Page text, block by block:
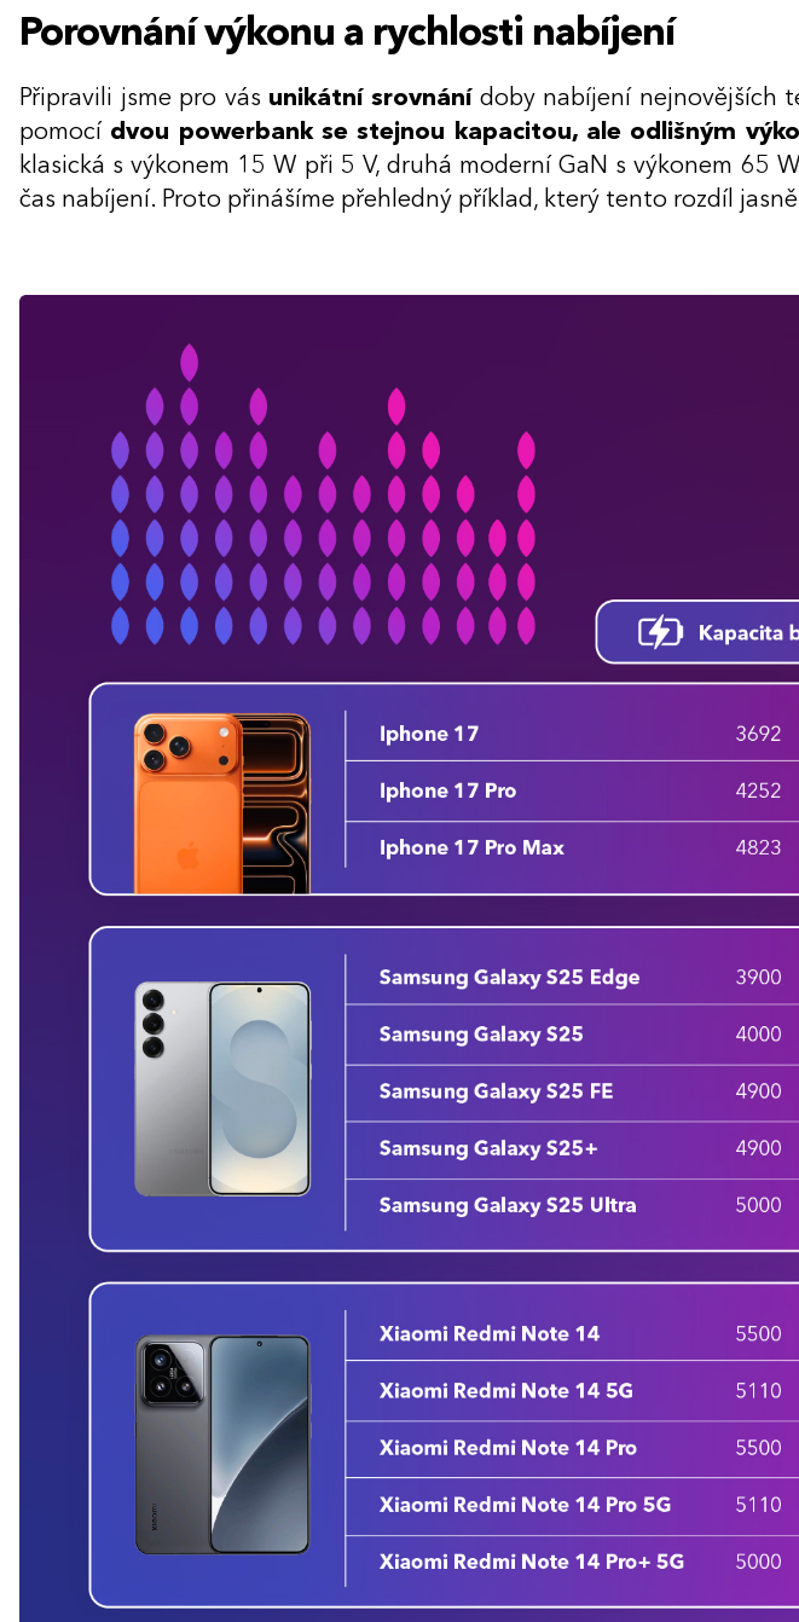
Porovnání výkonu a rychlosti nabíjení
Připravili jsme pro vás unikátní srovnání doby nabíjení nejnovějších
pomocí dvou powerbank se stejnou kapacitou, ale odlišným
klasická s výkonem 15 W při 5 V, druhá moderní GaN s výkonem
čas nabíjení. Proto přinášíme přehledný příklad, který tento rozdíl